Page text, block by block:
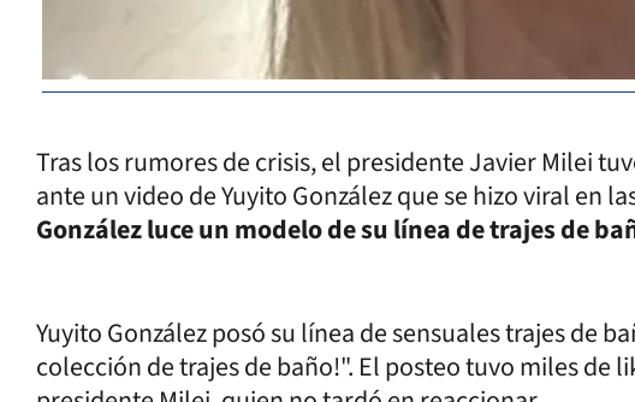
Tras los rumores de crisis, el presidente Javier Milei
ante un video de Yuyito González que se hizo viral en
González luce un modelo de su línea de trajes de
Yuyito González posó su línea de sensuales trajes de
colección de trajes de baño!". El posteo tuvo miles de